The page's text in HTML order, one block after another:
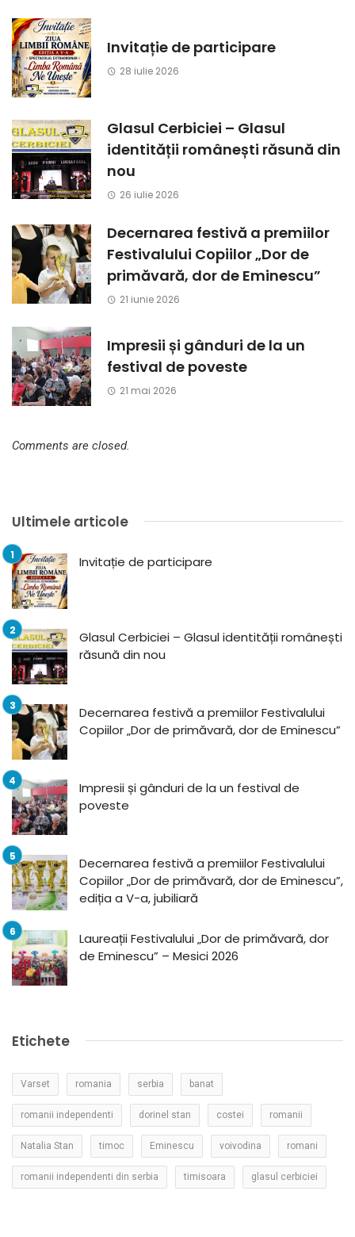
Invitație de participare
28 iulie 2026
Glasul Cerbiciei – Glasul
identității românești răsună din
nou
26 iulie 2026
Decernarea festivă a premiilor
Festivalului Copiilor „Dor de
primăvară, dor de Eminescu”
21 iunie 2026
Impresii și gânduri de la un
festival de poveste
21 mai 2026
Comments are closed.
Ultimele articole
Invitație de participare
Glasul Cerbiciei – Glasul identității românești
răsună din nou
Decernarea festivă a premiilor Festivalului
Copiilor „Dor de primăvară, dor de Eminescu”
Impresii și gânduri de la un festival de
poveste
Decernarea festivă a premiilor Festivalului
Copiilor „Dor de primăvară, dor de Eminescu”,
ediția a V-a, jubiliară
Laureații Festivalului „Dor de primăvară, dor
de Eminescu” – Mesici 2026
Etichete
Varset romania serbia banat
romanii independenti dorinel stan costei romanii
Natalia Stan timoc Eminescu voivodina romani
romanii independenti din serbia timisoara glasul cerbiciei